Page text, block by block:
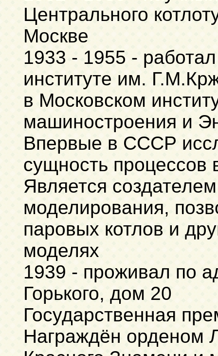
Центрального
Москве
1933 - 1955 -
институте им.
в Московском
машиностроения и
Впервые в СССР
сущность процессов
Является
моделирования,
паровых котлов и
моделях
1939 - проживал по
Горького, дом 20
Государственная
Награждён орденом